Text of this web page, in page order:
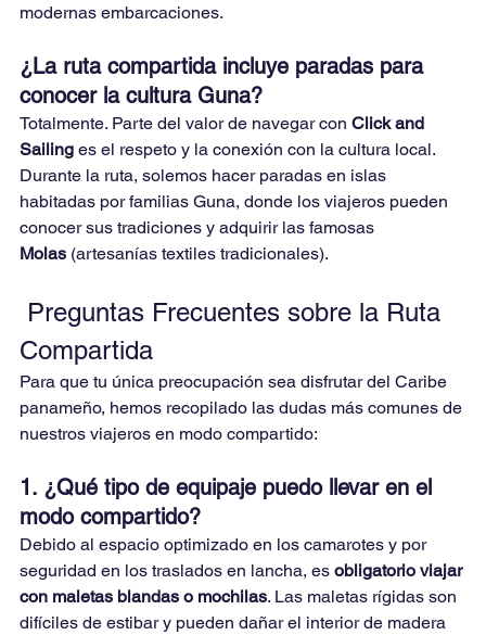
modernas embarcaciones.
¿La ruta compartida incluye paradas para
conocer la cultura Guna?
Totalmente. Parte del valor de navegar con Click and
Sailing es el respeto y la conexión con la cultura local.
Durante la ruta, solemos hacer paradas en islas
habitadas por familias Guna, donde los viajeros pueden
conocer sus tradiciones y adquirir las famosas
Molas (artesanías textiles tradicionales).
Preguntas Frecuentes sobre la Ruta
Compartida
Para que tu única preocupación sea disfrutar del Caribe
panameño, hemos recopilado las dudas más comunes de
nuestros viajeros en modo compartido:
1. ¿Qué tipo de equipaje puedo llevar en el
modo compartido?
Debido al espacio optimizado en los camarotes y por
seguridad en los traslados en lancha, es obligatorio viajar
con maletas blandas o mochilas. Las maletas rígidas son
difíciles de estibar y pueden dañar el interior de madera